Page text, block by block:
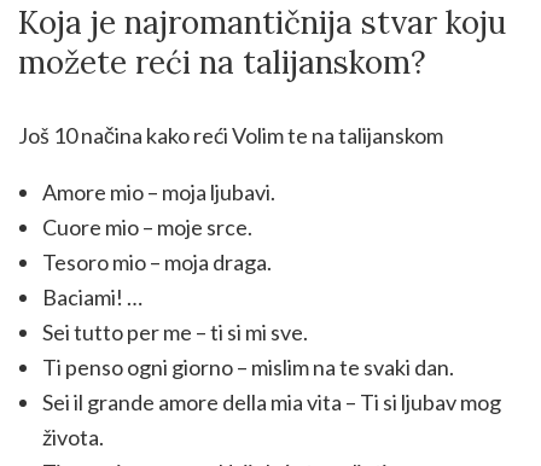
Koja je najromantičnija stvar koju
možete reći na talijanskom?
Još 10 načina kako reći Volim te na talijanskom
Amore mio – moja ljubavi.
Cuore mio – moje srce.
Tesoro mio – moja draga.
Baciami! …
Sei tutto per me – ti si mi sve.
Ti penso ogni giorno – mislim na te svaki dan.
Sei il grande amore della mia vita – Ti si ljubav mog
života.